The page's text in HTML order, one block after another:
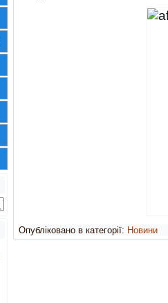
Опубліковано в категорії: Новини